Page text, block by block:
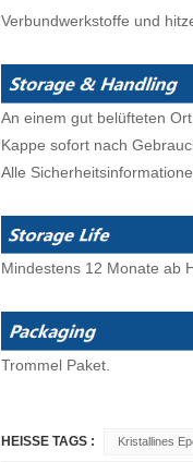
Verbundwerkstoffe und
An einem gut belüfteten
Kappe sofort nach
Alle
Mindestens 12 Monate ab
Trommel Paket.
HEISSE TAGS : Kristallines